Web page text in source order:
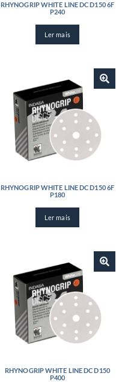
RHYNOGRIP WHITE LINE DC D150 6F
P240
Ler mais
RHYNOGRIP WHITE LINE DC D150 6F
P180
Ler mais
RHYNOGRIP WHITE LINE DC D150
P400